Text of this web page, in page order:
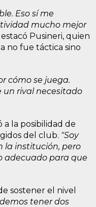
Eso sí me
mucho mejor
Pusineri, quien
no fue táctica sino
cómo se juega.
un rival necesitado
la posibilidad de
del club. "Soy
la institución, pero
adecuado para que
sostener el nivel
tener dos